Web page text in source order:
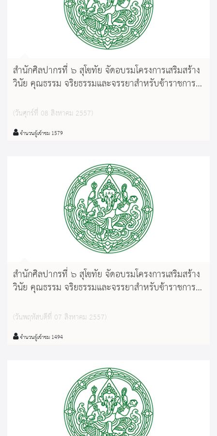
สำนักศิลปากรที่ ๖ สุโขทัย จัดอบรมโครงการเสริมสร้าง
วินัย คุณธรรม จริยธรรมและจรรยาสำหรับข้าราชการ
(วันศุกร์ที่ 08 สิงหาคม 2557)
จำนวนผู้เข้าชม 1579
สำนักศิลปากรที่ ๖ สุโขทัย จัดอบรมโครงการเสริมสร้าง
วินัย คุณธรรม จริยธรรมและจรรยาสำหรับข้าราชการ
(วันพฤหัสบดีที่ 07 สิงหาคม 2557)
จำนวนผู้เข้าชม 1494